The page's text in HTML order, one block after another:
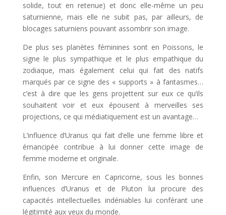
solide, tout en retenue) et donc elle-même un peu
saturnienne, mais elle ne subit pas, par ailleurs, de
blocages saturniens pouvant assombrir son image.
De plus ses planètes féminines sont en Poissons, le
signe le plus sympathique et le plus empathique du
zodiaque, mais également celui qui fait des natifs
marqués par ce signe des « supports » à fantasmes…
c’est à dire que les gens projettent sur eux ce qu’ils
souhaitent voir et eux épousent à merveilles ses
projections, ce qui médiatiquement est un avantage…
L’influence d’Uranus qui fait d’elle une femme libre et
émancipée contribue à lui donner cette image de
femme moderne et originale.
Enfin, son Mercure en Capricorne, sous les bonnes
influences d’Uranus et de Pluton lui procure des
capacités intellectuelles indéniables lui conférant une
légitimité aux yeux du monde.